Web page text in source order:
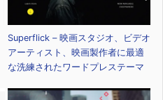
Superflick – 映画スタジオ、ビデオ
アーティスト、映画製作者に最適
な洗練されたワードプレステーマ